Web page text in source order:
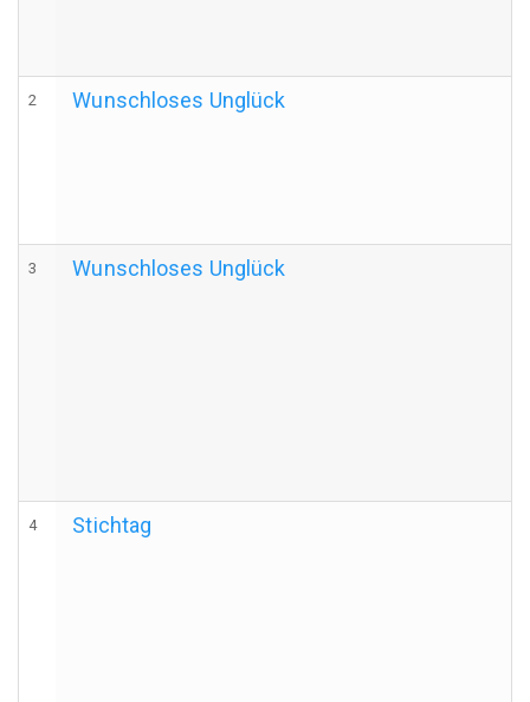
2 Wunschloses Unglück
3 Wunschloses Unglück
4 Stichtag